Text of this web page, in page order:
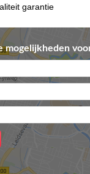
garantie
mogelijkheden